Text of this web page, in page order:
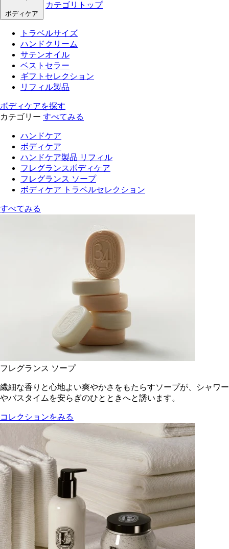
ボディケア
カテゴリトップ
トラベルサイズ
ハンドクリーム
サテンオイル
ベストセラー
ギフトセレクション
リフィル製品
ボディケアを探す
カテゴリー すべてみる
ハンドケア
ボディケア
ハンドケア製品 リフィル
フレグランスボディケア
フレグランス ソープ
ボディケア トラベルセレクション
すべてみる
フレグランス ソープ
繊細な香りと心地よい爽やかさをもたらすソープが、シャワー
やバスタイムを安らぎのひとときへと誘います。
コレクションをみる